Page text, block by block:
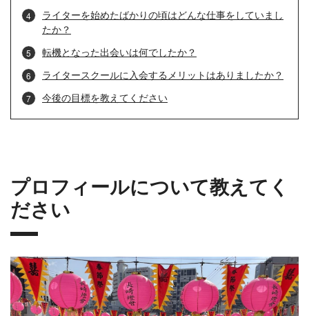
ライターを始めたばかりの頃はどんな仕事をしていまし
たか？
転機となった出会いは何でしたか？
ライタースクールに入会するメリットはありましたか？
今後の目標を教えてください
プロフィールについて教えてく
ださい